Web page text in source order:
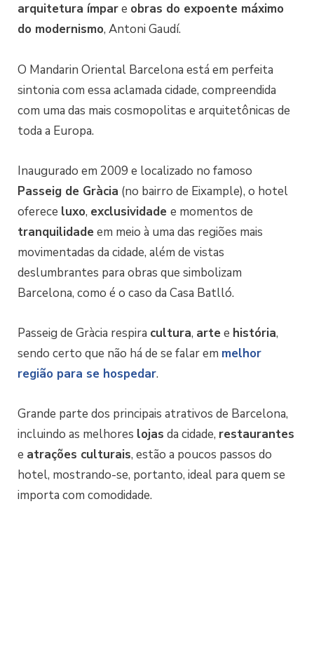
arquitetura ímpare obras do expoente máximo
do modernismo, Antoni Gaudí.
O Mandarin Oriental Barcelona está em perfeita
sintonia com essa aclamada cidade, compreendida
com uma das mais cosmopolitas e arquitetônicas de
toda a Europa.
Inaugurado em 2009 e localizado no famoso
Passeig de Gràcia (no bairro de Eixample), o hotel
oferece luxo, exclusividade e momentos de
tranquilidadeem meio à uma das regiões mais
movimentadas da cidade, além de vistas
deslumbrantes para obras que simbolizam
Barcelona, como é o caso da Casa Batlló.
Passeig de Gràcia respira cultura, artee história,
sendo certo que não há de se falar em melhor
região para se hospedar.
Grande parte dos principais atrativos de Barcelona,
incluindo as melhores lojas da cidade, restaurantes
e atrações culturais, estão a poucos passos do
hotel, mostrando-se, portanto, ideal para quem se
importa com comodidade.